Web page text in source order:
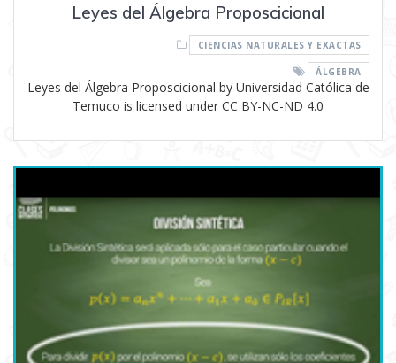
Leyes del Álgebra Proposcicional
CIENCIAS NATURALES Y EXACTAS
ÁLGEBRA
Leyes del Álgebra Proposcicional by Universidad Católica de
Temuco is licensed under CC BY-NC-ND 4.0